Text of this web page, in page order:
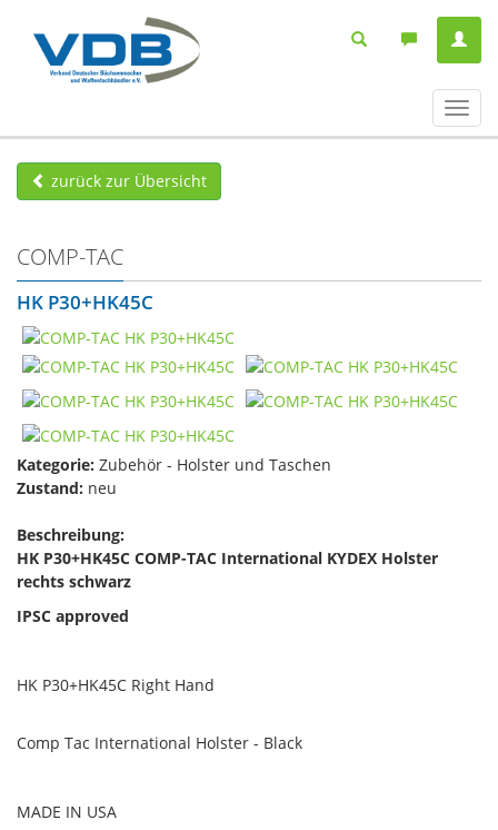
ein-/
zurück zur Übersicht
COMP-TAC
HK P30+HK45C
Kategorie: Zubehör - Holster und Taschen
Zustand: neu
Beschreibung:
HK P30+HK45C COMP-TAC International KYDEX Holster
rechts schwarz
IPSC approved
HK P30+HK45C Right Hand
Comp Tac International Holster - Black
MADE IN USA